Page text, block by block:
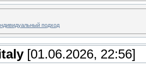
подход
[01.06.2026, 22:56]